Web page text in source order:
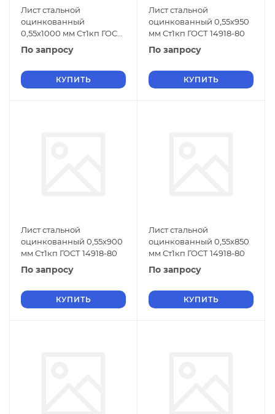
Лист стальной
оцинкованный
0,55х1000 мм Ст1кп ГОСТ
14918-80
По запросу
КУПИТЬ
Лист стальной
оцинкованный 0,55х950
мм Ст1кп ГОСТ 14918-80
По запросу
КУПИТЬ
Лист стальной
оцинкованный 0,55х900
мм Ст1кп ГОСТ 14918-80
По запросу
КУПИТЬ
Лист стальной
оцинкованный 0,55х850
мм Ст1кп ГОСТ 14918-80
По запросу
КУПИТЬ